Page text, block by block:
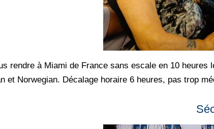
rendre à Miami de France sans escale en 10
et Norwegian. Décalage horaire 6 heures, pas trop